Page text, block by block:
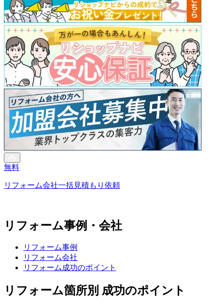
無料
リフォーム会社一括見積もり依頼
リフォーム事例・会社
リフォーム事例
リフォーム会社
リフォーム成功のポイント
リフォーム箇所別 成功のポイント